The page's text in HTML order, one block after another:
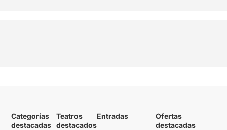
Categorías
destacadas
Teatros
destacados
Entradas
Ofertas
destacadas